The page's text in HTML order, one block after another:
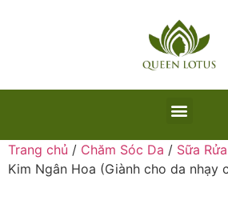
Trang chủ / Chăm Sóc Da / Sữa
Kim Ngân Hoa (Giành cho da nhạy